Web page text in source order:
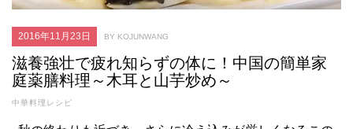
2016年11月23日 BY KOJUNWANG
滋養強壮で疲れ知らずの体に！中国の簡単家
庭薬膳料理～木耳と山芋炒め～
中華料理レシピ